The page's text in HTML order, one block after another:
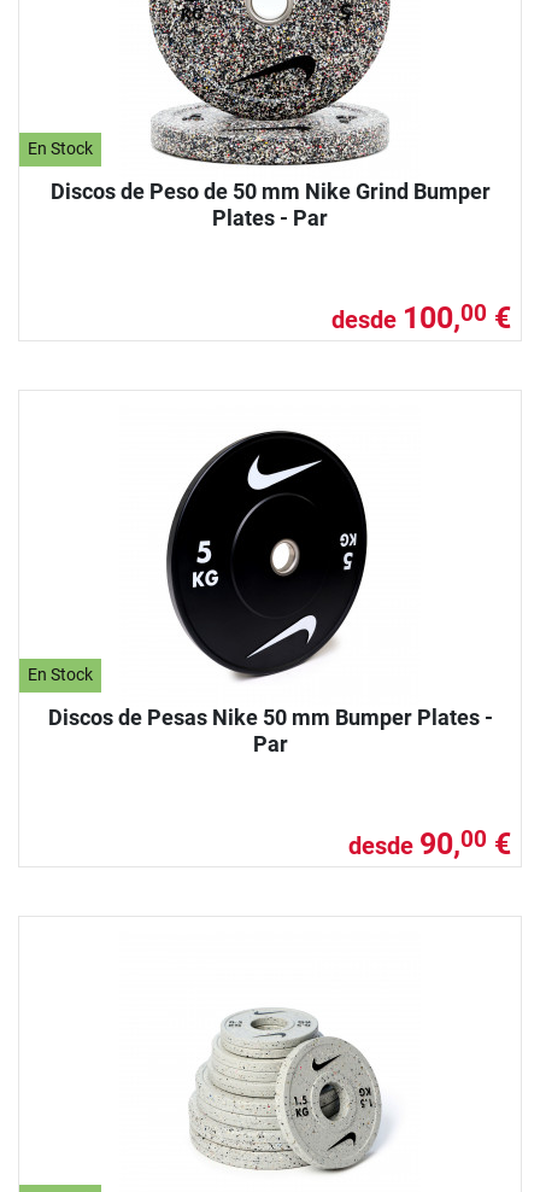
En Stock
Discos de Peso de 50 mm Nike Grind Bumper
Plates - Par
desde 100,00 €
En Stock
Discos de Pesas Nike 50 mm Bumper Plates -
Par
desde 90,00 €